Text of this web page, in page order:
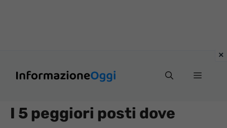
Menu
I 5 peggiori posti dove